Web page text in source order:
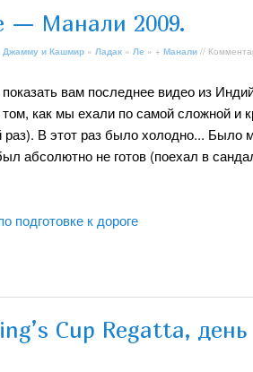
— Манали 2009.
Джамму и Кашмир » Ладак » Ле » + Манали //
вам последнее видео из
как мы ехали по самой сложной и
раз). В этот раз было холодно... Было
абсолютно не готов (поехал в
подготовке к дороге
Cup Regatta, день